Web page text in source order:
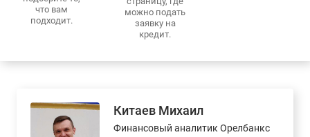
что вам
подходит.
можно подать
заявку на
кредит.
Китаев Михаил
Финансовый аналитик Орелбанкс